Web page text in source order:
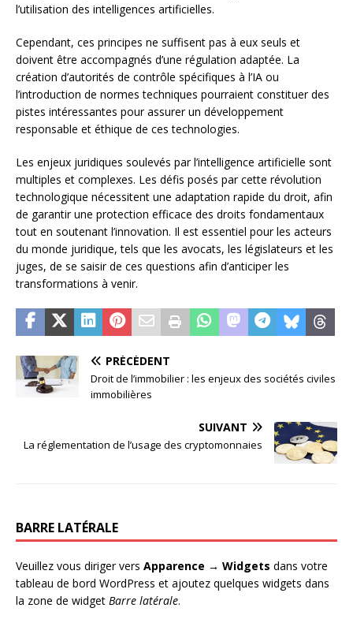
l’utilisation des intelligences artificielles.
Cependant, ces principes ne suffisent pas à eux seuls et
doivent être accompagnés d’une régulation adaptée. La
création d’autorités de contrôle spécifiques à l’IA ou
l’introduction de normes techniques pourraient constituer des
pistes intéressantes pour assurer un développement
responsable et éthique de ces technologies.
Les enjeux juridiques soulevés par l’intelligence artificielle sont
multiples et complexes. Les défis posés par cette révolution
technologique nécessitent une adaptation rapide du droit, afin
de garantir une protection efficace des droits fondamentaux
tout en soutenant l’innovation. Il est essentiel pour les acteurs
du monde juridique, tels que les avocats, les législateurs et les
juges, de se saisir de ces questions afin d’anticiper les
transformations à venir.
PRÉCÉDENT
Droit de l’immobilier : les enjeux des sociétés civiles
immobilières
SUIVANT
La réglementation de l’usage des cryptomonnaies
BARRE LATÉRALE
Veuillez vous diriger vers Apparence → Widgets dans votre
tableau de bord WordPress et ajoutez quelques widgets dans
la zone de widget Barre latérale.